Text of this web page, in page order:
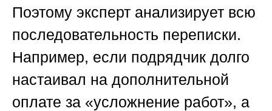
Поэтому эксперт анализирует всю
последовательность переписки.
Например, если подрядчик долго
настаивал на дополнительной
оплате за «усложнение работ», а